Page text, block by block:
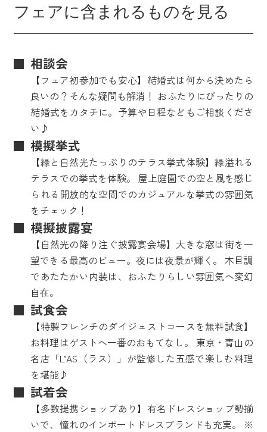
フェアに含まれるものを見る
相談会
【フェア初参加でも安心】結婚式は何から決めたら
良いの？そんな疑問も解消！ おふたりにぴったりの
結婚式をカタチに。予算や日程などもご相談くださ
い♪
模擬挙式
【緑と自然光たっぷりのテラス挙式体験】緑溢れる
テラスでの挙式を体験。 屋上庭園での空と風を感じ
られる開放的な空間でのカジュアルな挙式の雰囲気
をチェック！
模擬披露宴
【自然光の降り注ぐ披露宴会場】大きな窓は街を一
望できる最高のビュー。夜には夜景が輝く。 木目調
であたたかい内装は、おふたりらしい雰囲気へ変幻
自在。
試食会
【特製フレンチのダイジェストコースを無料試食】
お料理はゲストへ一番のおもてなし。 東京・青山の
名店「L’AS（ラス）」が監修した五感で楽しむ料理
を堪能♪
試着会
【多数提携ショップあり】有名ドレスショップ勢揃
いで、憧れのインポートドレスブランドも充実。 ※